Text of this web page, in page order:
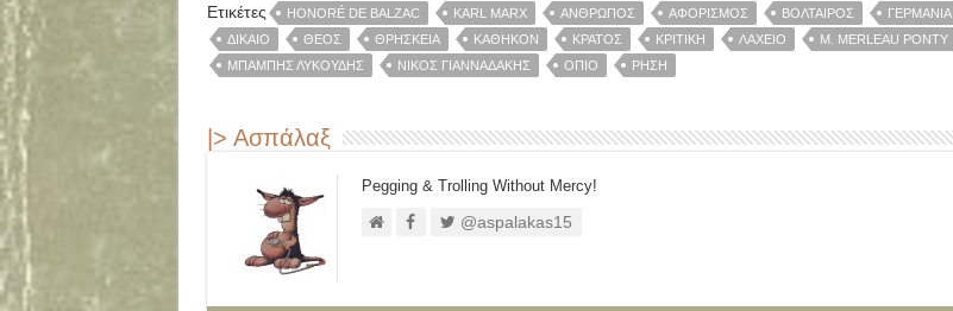
Ετικέτες HONORÉ DE BALZAC KARL MARX ΆΝΘΡΩΠΟΣ ΑΦΟΡΙΣΜΌΣ ΒΟΛΤΑΊΡΟΣ
ΓΕΡΜΑΝΊΑ
ΔΊΚΑΙΟ
ΘΕΌΣ ΘΡΗΣΚΕΊΑ ΚΑΘΉΚΟΝ ΚΡΆΤΟΣ ΚΡΙΤΙΚΉ ΛΑΧΕΊΟ
Μ. MERLEAU PONTY
ΜΠΆΜΠΗΣ ΛΥΚΟΎΔΗΣ
ΝΊΚΟΣ ΓΙΑΝΝΑΔΆΚΗΣ ΌΠΙΟ ΡΉΣΗ
|> Ασπάλαξ
Pegging & Trolling Without Mercy!
@aspalakas15